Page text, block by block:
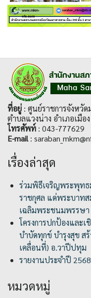
ที่อยู่ : ศูนย์ราชการจังหวั
ตำบลแวงน่าง อำเภอเมือ
โทรศัพท์ : 043-777629
E-mail:
เรื่องล่าสุด
ร่วมพิธีเจริญพระพุท
ราชกุศล แด่พระบาทส
เฉลิมพระชนมพรรษา
โครงการปกป้องและ
บำบัดทุกข์ บำรุงสุข ส
เคลื่อนที่) อ.วาปีปทุม
รายงานประจำปี 2568
หมวดหมู่